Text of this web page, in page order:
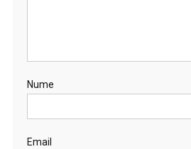
Nume
Email